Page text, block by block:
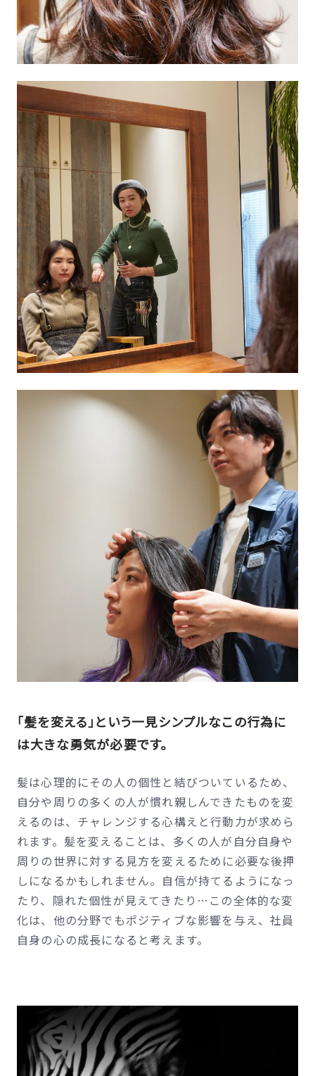
｢髪を変える｣という一見シンプルなこの行為に
は大きな勇気が必要です。
髪は心理的にその人の個性と結びついているため、
自分や周りの多くの人が慣れ親しんできたものを変
えるのは、チャレンジする心構えと行動力が求めら
れます。髪を変えることは、多くの人が自分自身や
周りの世界に対する見方を変えるために必要な後押
しになるかもしれません。自信が持てるようになっ
たり、隠れた個性が見えてきたり…この全体的な変
化は、他の分野でもポジティブな影響を与え、社員
自身の心の成長になると考えます。